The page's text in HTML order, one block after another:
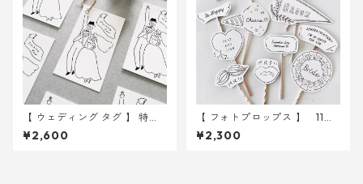
【 ウェディング タグ 】 特別
紙 イラスト タグ 50枚 ｜ 結婚
式 ウェディング
¥2,600
【 フォトプロップス 】 11種
類入り ｜ 結婚式 ウェディン
グ
¥2,300